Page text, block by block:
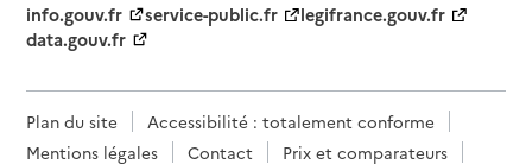
info.gouv.fr
service-public.fr
legifrance.gouv.fr
data.gouv.fr
Plan du site
Accessibilité : totalement conforme
Mentions légales
Contact
Prix et comparateurs